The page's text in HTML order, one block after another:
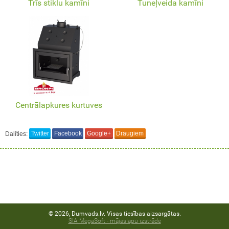
Trīs stiklu kamīni Tuneļveida kamīni
Centrālapkures kurtuves
Dalīties: Twitter Facebook Google+ Draugiem
© 2026, Dumvads.lv. Visas tiesības aizsargātas.
SIA MegaSoft - mājaslapu izstrāde